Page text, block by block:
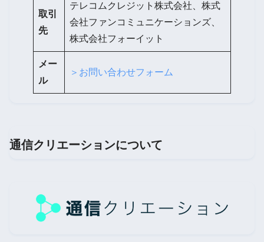
取引
先
テレコムクレジット株式会社、株式
会社ファンコミュニケーションズ、
株式会社フォーイット
メー
ル
＞お問い合わせフォーム
通信クリエーションについて